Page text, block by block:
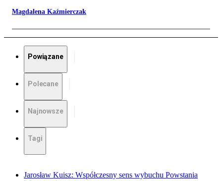
Magdalena Kaźmierczak
Powiązane
Polecane
Najnowsze
Tagi
Jarosław Kuisz: Współczesny sens wybuchu Powstania